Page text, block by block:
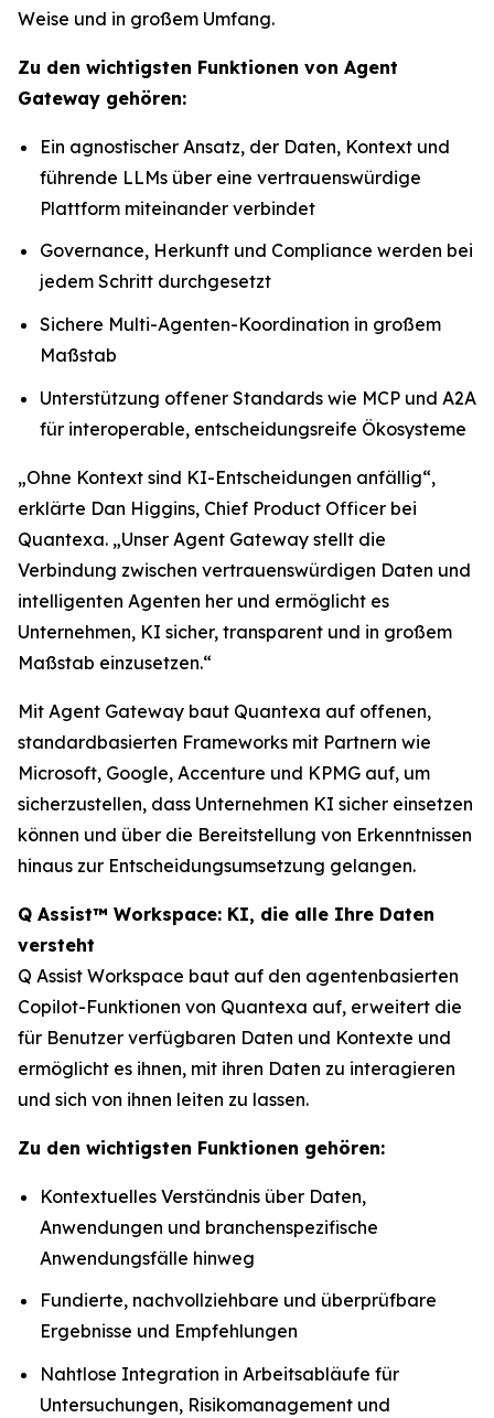
Weise und in großem Umfang.
Zu den wichtigsten Funktionen von Agent
Gateway gehören:
Ein agnostischer Ansatz, der Daten, Kontext und
führende LLMs über eine vertrauenswürdige
Plattform miteinander verbindet
Governance, Herkunft und Compliance werden bei
jedem Schritt durchgesetzt
Sichere Multi-Agenten-Koordination in großem
Maßstab
Unterstützung offener Standards wie MCP und A2A
für interoperable, entscheidungsreife Ökosysteme
„Ohne Kontext sind KI-Entscheidungen anfällig“,
erklärte Dan Higgins, Chief Product Officer bei
Quantexa. „Unser Agent Gateway stellt die
Verbindung zwischen vertrauenswürdigen Daten und
intelligenten Agenten her und ermöglicht es
Unternehmen, KI sicher, transparent und in großem
Maßstab einzusetzen.“
Mit Agent Gateway baut Quantexa auf offenen,
standardbasierten Frameworks mit Partnern wie
Microsoft, Google, Accenture und KPMG auf, um
sicherzustellen, dass Unternehmen KI sicher einsetzen
können und über die Bereitstellung von Erkenntnissen
hinaus zur Entscheidungsumsetzung gelangen.
Q Assist™ Workspace: KI, die alle Ihre Daten
versteht
Q Assist Workspace baut auf den agentenbasierten
Copilot-Funktionen von Quantexa auf, erweitert die
für Benutzer verfügbaren Daten und Kontexte und
ermöglicht es ihnen, mit ihren Daten zu interagieren
und sich von ihnen leiten zu lassen.
Zu den wichtigsten Funktionen gehören:
Kontextuelles Verständnis über Daten,
Anwendungen und branchenspezifische
Anwendungsfälle hinweg
Fundierte, nachvollziehbare und überprüfbare
Ergebnisse und Empfehlungen
Nahtlose Integration in Arbeitsabläufe für
Untersuchungen, Risikomanagement und